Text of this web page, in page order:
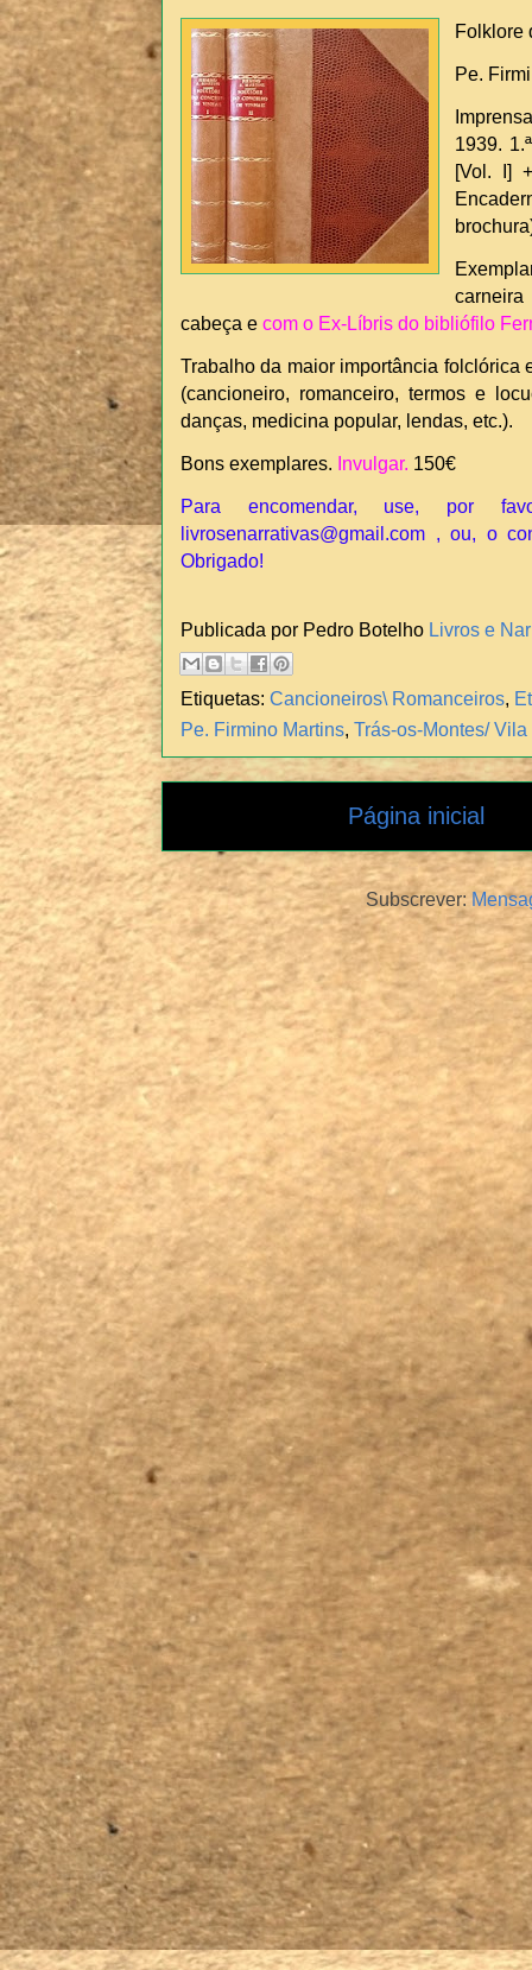
Folklore
Pe.
1939.
[Vol. I]
cabeça e com o Ex-Líbris do bibliófilo
Trabalho da maior importância folclórica
(cancioneiro, romanceiro, termos e
danças, medicina popular, lendas, etc.).
Bons exemplares. Invulgar. 150€
Para encomendar, use, por
livrosenarrativas@gmail.com , ou, o
Obrigado!
Publicada por Pedro Botelho Livros e
Etiquetas: Cancioneiros\ Romanceiros,
Pe. Firmino Martins, Trás-os-Montes/
Página inicial
Subscrever: